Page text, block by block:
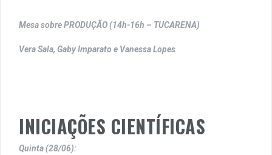
Mesa sobre PRODUÇÃO (14h-16h – TUCARENA)
Vera Sala, Gaby Imparato e Vanessa Lopes
INICIAÇÕES CIENTÍFICAS
Quinta (28/06):